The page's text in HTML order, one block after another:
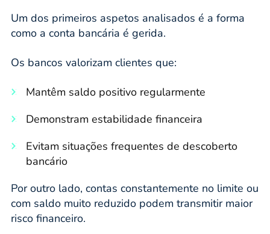
Um dos primeiros aspetos analisados é a forma
como a conta bancária é gerida.
Os bancos valorizam clientes que:
Mantêm saldo positivo regularmente
Demonstram estabilidade financeira
Evitam situações frequentes de descoberto
bancário
Por outro lado, contas constantemente no limite ou
com saldo muito reduzido podem transmitir maior
risco financeiro.